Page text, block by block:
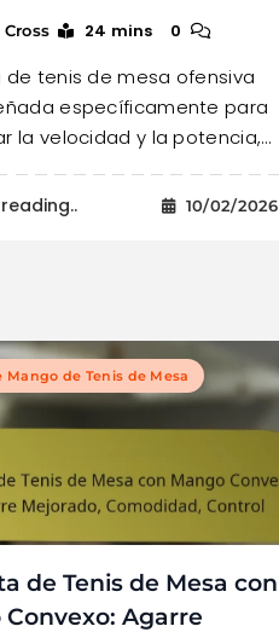
24 mins 0
de tenis de mesa ofensiva
específicamente para
la velocidad y la potencia,…
10/02/2026
Mango de Tenis de Mesa
de Tenis de Mesa con
Convexo: Agarre